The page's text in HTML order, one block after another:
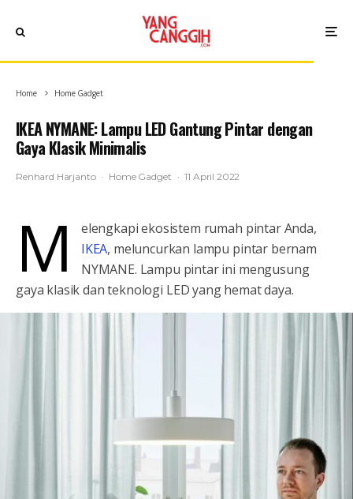
Home Home Gadget
IKEA NYMANE: Lampu LED Gantung Pintar dengan
Gaya Klasik Minimalis
Renhard Harjanto · Home Gadget · 11 April 2022
M
elengkapi ekosistem rumah pintar Anda,
IKEA, meluncurkan lampu pintar bernam
NYMANE. Lampu pintar ini mengusung
gaya klasik dan teknologi LED yang hemat daya.